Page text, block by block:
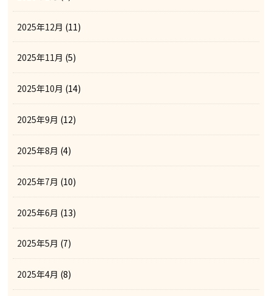
2025年12月 (11)
2025年11月 (5)
2025年10月 (14)
2025年9月 (12)
2025年8月 (4)
2025年7月 (10)
2025年6月 (13)
2025年5月 (7)
2025年4月 (8)